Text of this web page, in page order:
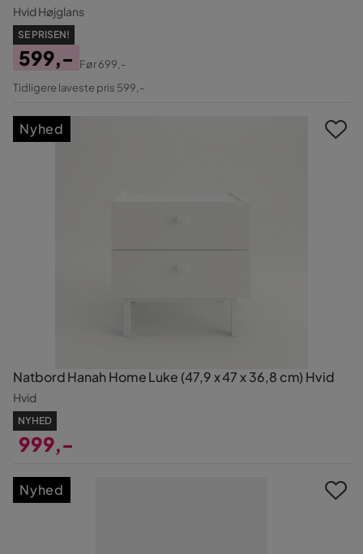
Hvid Højglans
SE PRISEN!
Pris
599,-
Original
Før699,-
Tidligere laveste pris 599,-
Natbord Hanah Home Luke (47,9 x 47 x 36,8 cm) Hvid
Hvid
NYHED
999,-
Nyhed
Nyhed